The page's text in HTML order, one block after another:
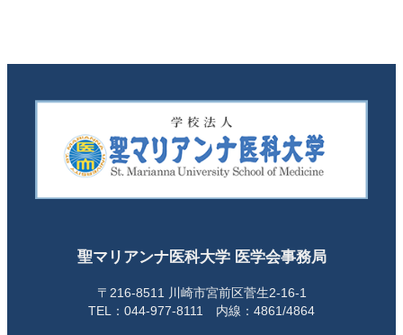
聖マリアンナ医科大学 医学会事務局
〒216-8511 川崎市宮前区菅生2-16-1
TEL：044-977-8111 内線：4861/4864